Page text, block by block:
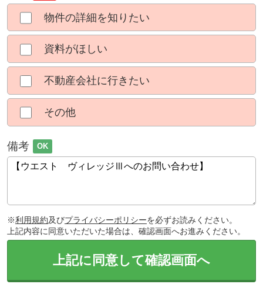
物件の詳細を知りたい
資料がほしい
不動産会社に行きたい
その他
備考 OK
※利用規約及びプライバシーポリシーを必ずお読みください。
上記内容に同意いただいた場合は、確認画面へお進みください。
上記に同意して確認画面へ